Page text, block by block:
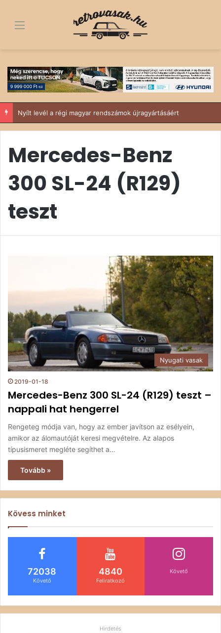
Menü
Nyílt levél a régi magyar rendszámok újragyártásáért
Mercedes-Benz
300 SL-24 (R129)
teszt
Nyugati vasak
2019-01-18
Mercedes-Benz 300 SL-24 (R129) teszt –
nappali hat hengerrel
Rengeteg módja van, hogy az ember javítson az esélyein,
amikor az álomautóját keresi megvételre. Az alapos
típusismeret megléte segíthet a…
Tovább »
Kövess minket
72038
Követő
4840
Feliratkozó
Követő
Hirdetés